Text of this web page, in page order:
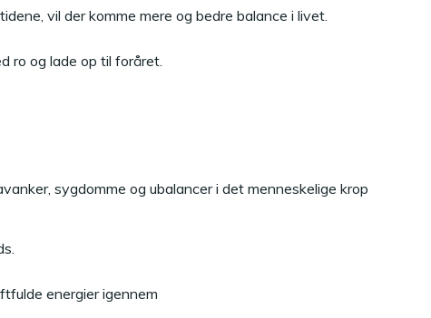
vil der komme mere og bedre balance i livet.
ro og lade op til foråret.
sygdomme og ubalancer i det menneskelige krop
energier igennem